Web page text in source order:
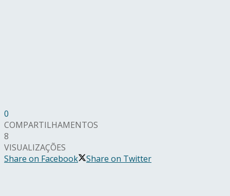
0
COMPARTILHAMENTOS
8
VISUALIZAÇÕES
Share on Facebook
Share on Twitter